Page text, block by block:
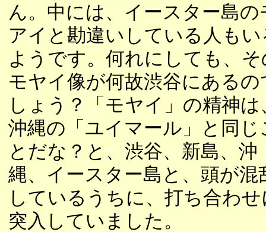
ん。中には、イースター島の
アイと勘違いしている人もい
ようです。何れにしても、そ
モヤイ像が何故渋谷にあるの
しょう？「モヤイ」の精神は
沖縄の「ユイマール」と同じ
とだな？と、渋谷、新島、沖
縄、イースター島と、頭が混
しているうちに、打ち合わせ
突入していました。